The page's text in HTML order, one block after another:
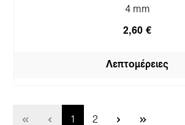
4 mm
2,60 €
Λεπτομέρειες
Σελίδα
1 Σελίδα
2